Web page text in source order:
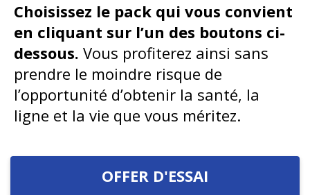
Choisissez le pack qui vous convient
en cliquant sur l’un des boutons ci-
dessous. Vous profiterez ainsi sans
prendre le moindre risque de
l’opportunité d’obtenir la santé, la
ligne et la vie que vous méritez.
OFFER D'ESSAI